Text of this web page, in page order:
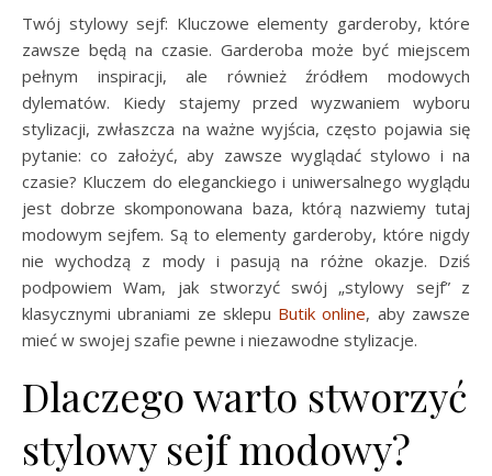
Twój stylowy sejf: Kluczowe elementy garderoby, które
zawsze będą na czasie. Garderoba może być miejscem
pełnym inspiracji, ale również źródłem modowych
dylematów. Kiedy stajemy przed wyzwaniem wyboru
stylizacji, zwłaszcza na ważne wyjścia, często pojawia się
pytanie: co założyć, aby zawsze wyglądać stylowo i na
czasie? Kluczem do eleganckiego i uniwersalnego wyglądu
jest dobrze skomponowana baza, którą nazwiemy tutaj
modowym sejfem. Są to elementy garderoby, które nigdy
nie wychodzą z mody i pasują na różne okazje. Dziś
podpowiem Wam, jak stworzyć swój „stylowy sejf” z
klasycznymi ubraniami ze sklepu Butik online, aby zawsze
mieć w swojej szafie pewne i niezawodne stylizacje.
Dlaczego warto stworzyć
stylowy sejf modowy?